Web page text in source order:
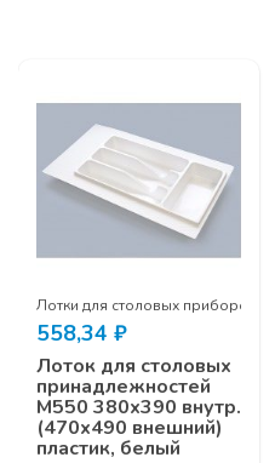
Лотки для столовых приборов
558,34 ₽
Лоток для столовых
принадлежностей
М550 380х390 внутр.
(470х490 внешний)
пластик, белый